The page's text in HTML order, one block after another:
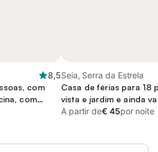
8,5
com
com
Seia, Serra da Estrela
Casa de férias para 18
vista e jardim e ainda
A partir de€ 45por noite